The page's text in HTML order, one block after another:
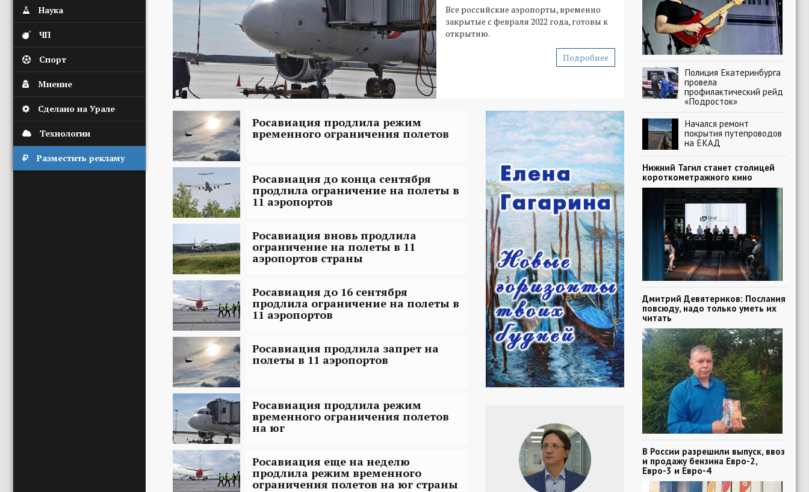
Наука
ЧП
Спорт
Мнение
Сделано на Урале
Технологии
Разместить рекламу
Все российские аэропорты, временно
закрытые с февраля 2022 года, готовы к
открытию.
Подробнее
Росавиация продлила режим
временного ограничения полетов
Росавиация до конца сентября
продлила ограничение на полеты в
11 аэропортов
Росавиация вновь продлила
ограничение на полеты в 11
аэропортов страны
Росавиация до 16 сентября
продлила ограничение на полеты в
11 аэропортов
Росавиация продлила запрет на
полеты в 11 аэропортов
Росавиация продлила режим
временного ограничения полетов
на юг
Росавиация еще на неделю
продлила режим временного
ограничения полетов на юг страны
Полиция Екатеринбурга
провела
профилактический рейд
«Подросток»
Начался ремонт
покрытия путепроводов
на ЕКАД
Нижний Тагил станет столицей
короткометражного кино
Дмитрий Девятериков: Послания
повсюду, надо только уметь их
читать
В России разрешили выпуск, ввоз
и продажу бензина Евро-2,
Евро-3 и Евро-4